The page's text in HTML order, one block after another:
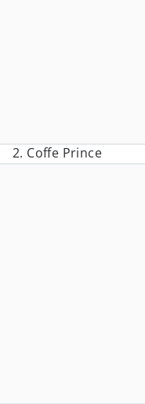
2. Coffe Prince